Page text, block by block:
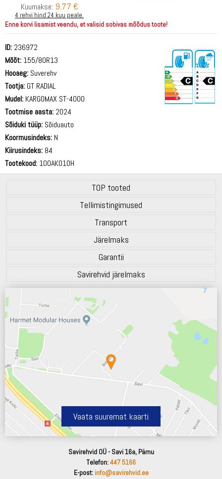
Kuumakse: 9.77 €
4 rehvi hind 24 kuu peale.
Enne korvi lisamist veendu, et valisid sobivas mõõdus toote!
ID: 236972
Mõõt: 155/80R13
Hooaeg: Suverehv
Tootja: GT RADIAL
Mudel: KARGOMAX ST-4000
Tootmise aasta: 2024
Sõiduki tüüp: Sõiduauto
Koormusindeks: N
Kiirusindeks: 84
Tootekood: 100AK010H
TOP tooted
Tellimistingimused
Transport
Järelmaks
Garantii
Savirehvid järelmaks
Vaata suuremat kaarti
Savirehvid OÜ - Savi 16a, Pärnu
Telefon:447 5166
E-post: info@savirehvid.ee